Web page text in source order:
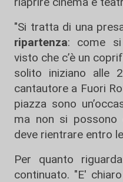
"Si tratta di una
ripartenza: come si
visto che c’è un
solito iniziano alle
cantautore a Fuori
piazza sono
ma non si possono
deve rientrare entro
Per quanto
continuato. "E'